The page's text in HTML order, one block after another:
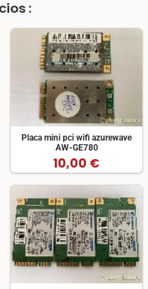
:
Placa mini pci wifi azurewave
AW-GE780
10,00 €